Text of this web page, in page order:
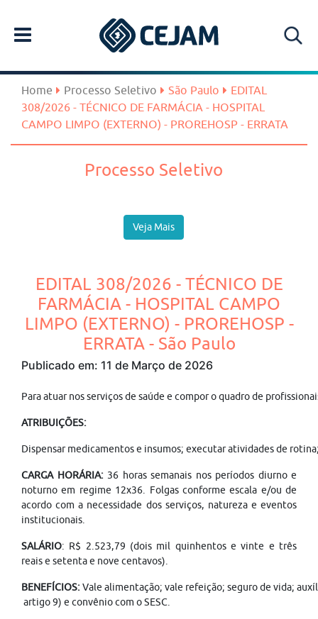
Home Processo Seletivo São Paulo
EDITAL
308/2026 - TÉCNICO DE FARMÁCIA - HOSPITAL
CAMPO LIMPO (EXTERNO) - PROREHOSP - ERRATA
Processo Seletivo
Veja Mais
EDITAL 308/2026 - TÉCNICO DE
FARMÁCIA - HOSPITAL CAMPO
LIMPO (EXTERNO) - PROREHOSP -
ERRATA - São Paulo
Publicado em: 11 de Março de 2026
Para atuar nos serviços de saúde e compor o quadro de
ATRIBUIÇÕES:
Dispensar medicamentos e insumos; executar atividades de
CARGA HORÁRIA:36 horas semanais nos períodos diurno e
noturno em regime 12x36. Folgas conforme escala e/ou de
acordo com a necessidade dos serviços, natureza e eventos
institucionais.
SALÁRIO: R$ 2.523,79 (dois mil quinhentos e vinte e três
reais e setenta e nove centavos).
BENEFÍCIOS:Vale alimentação; vale refeição; seguro de vida;
artigo 9) e convênio com o SESC.